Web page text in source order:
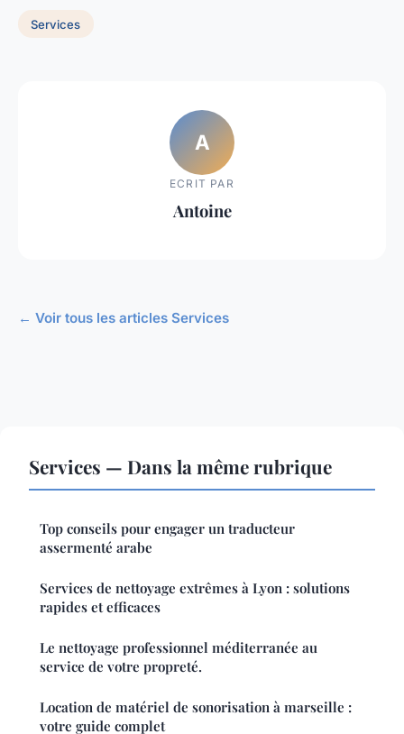
Services
A
ECRIT PAR
Antoine
← Voir tous les articles Services
Services — Dans la même rubrique
Top conseils pour engager un traducteur
assermenté arabe
Services de nettoyage extrêmes à Lyon : solutions
rapides et efficaces
Le nettoyage professionnel méditerranée au
service de votre propreté.
Location de matériel de sonorisation à marseille :
votre guide complet